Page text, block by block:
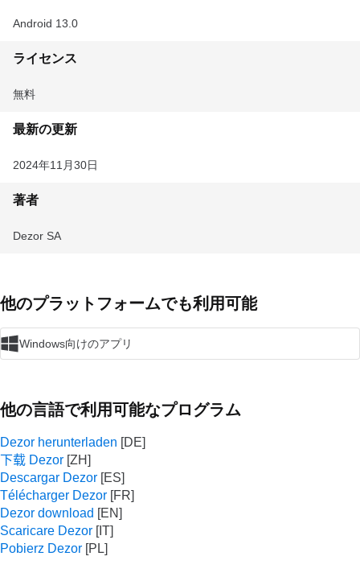
Android 13.0
ライセンス
無料
最新の更新
2024年11月30日
著者
Dezor SA
他のプラットフォームでも利用可能
Windows向けのアプリ
他の言語で利用可能なプログラム
Dezor herunterladen
下载 Dezor
Descargar Dezor
Télécharger Dezor
Dezor download
Scaricare Dezor
Pobierz Dezor